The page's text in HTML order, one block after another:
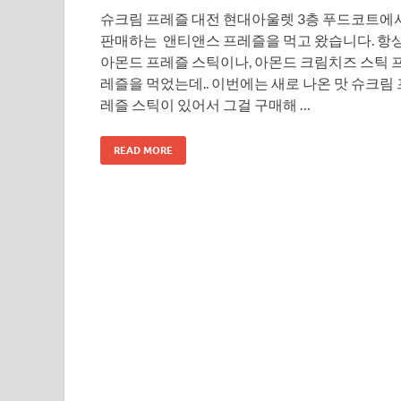
슈크림 프레즐 대전 현대아울렛 3층 푸드코트에
판매하는 앤티앤스 프레즐을 먹고 왔습니다. 항
아몬드 프레즐 스틱이나, 아몬드 크림치즈 스틱
레즐을 먹었는데.. 이번에는 새로 나온 맛 슈크림
레즐 스틱이 있어서 그걸 구매해 …
READ MORE